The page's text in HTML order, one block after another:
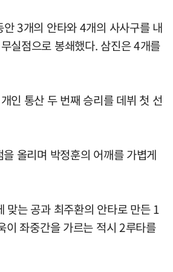
3개의 안타와 4개의 사사구를 내
실점으로 봉쇄했다. 삼진은 4개를
인 통산 두 번째 승리를 데뷔 첫 선
올리며 박정훈의 어깨를 가볍게
맞는 공과 최주환의 안타로 만든 1
이 좌중간을 가르는 적시 2루타를